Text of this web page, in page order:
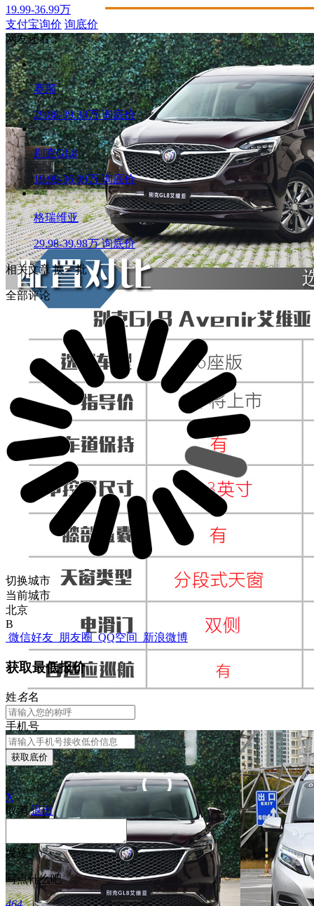
19.99-36.99万
支付宝询价 询底价
网友还看了
赛那
29.88-39.38万 询底价
别克GL8
19.99-36.99万 询底价
格瑞维亚
29.98-39.98万 询底价
相关文章换一批
全部评论
切换城市
当前城市
北京
B
微信好友 朋友圈 QQ空间 新浪微博
获取最低报价
姓名名
手机号
获取底价
X
取消 退出
发送
写点什么吧